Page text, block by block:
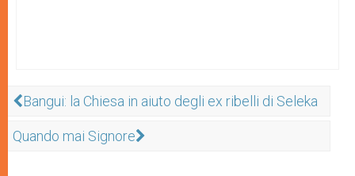
Bangui: la Chiesa in aiuto degli ex ribelli di Seleka
Quando mai Signore